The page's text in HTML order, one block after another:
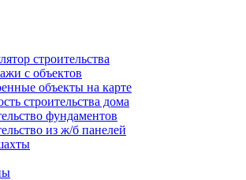
строительства
с объектов
объекты на карте
строительства дома
фундаментов
из ж/б панелей